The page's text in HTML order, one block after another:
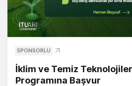
SPONSORLU
İklim ve Temiz Teknolojiler
Programına Başvur